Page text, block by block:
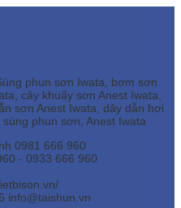
phun sơn Iwata, bơm sơn
cây khuấy sơn Anest Iwata,
sơn Anest Iwata, dây dẫn hơi
phun sơn, Anest Iwata
0981 666 960
- 0933 666 960
info@taishun.vn